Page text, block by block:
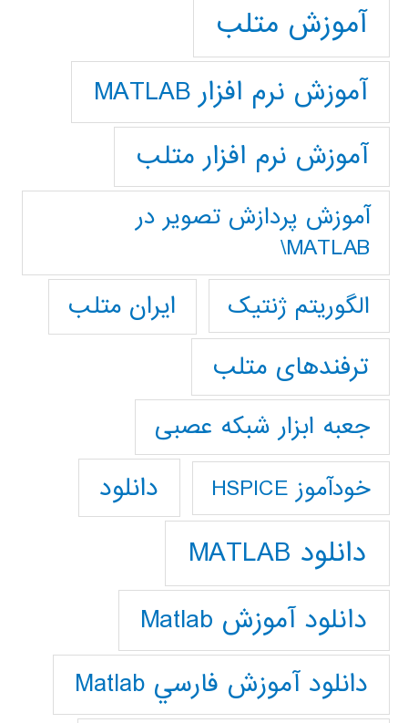
آموزش متلب
آموزش نرم افزار MATLAB
آموزش نرم افزار متلب
آموزش پردازش تصوير در
MATLAB\
الگوریتم ژنتیک
ایران متلب
ترفندهای متلب
جعبه ابزار شبکه عصبی
خودآموز HSPICE دانلود
دانلود MATLAB
دانلود آموزش Matlab
دانلود آموزش فارسي Matlab